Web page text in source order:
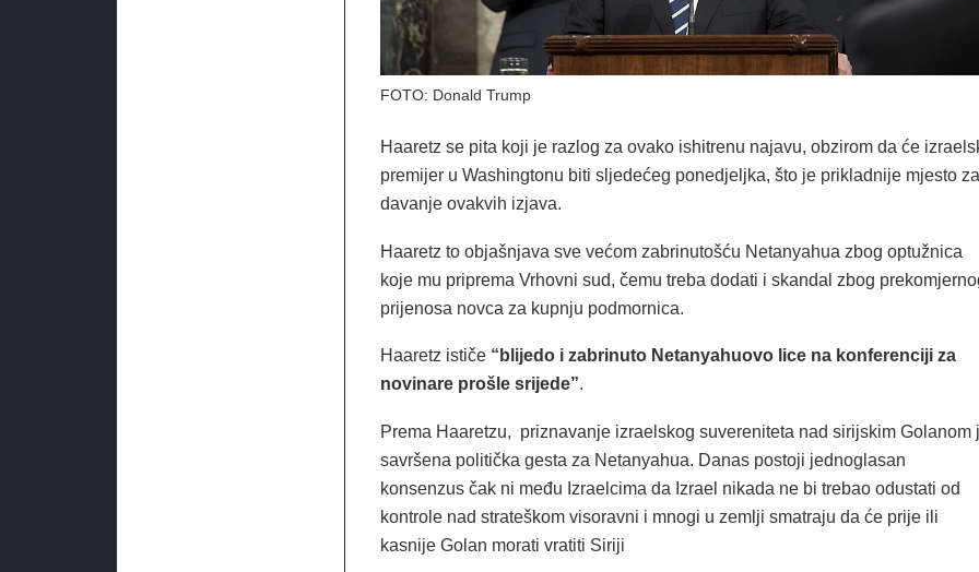
FOTO: Donald Trump
Haaretz se pita koji je razlog za ovako ishitrenu najavu, obzirom da će
premijer u Washingtonu biti sljedećeg ponedjeljka, što je prikladnije mjesto za
davanje ovakvih izjava.
Haaretz to objašnjava sve većom zabrinutošću Netanyahua zbog optužnica
koje mu priprema Vrhovni sud, čemu treba dodati i skandal zbog
prijenosa novca za kupnju podmornica.
Haaretz ističe “blijedo i zabrinuto Netanyahuovo lice na konferenciji za
novinare prošle srijede”.
Prema Haaretzu, priznavanje izraelskog suvereniteta nad sirijskim Golanom
savršena politička gesta za Netanyahua. Danas postoji jednoglasan
konsenzus čak ni među Izraelcima da Izrael nikada ne bi trebao odustati od
kontrole nad strateškom visoravni i mnogi u zemlji smatraju da će prije ili
kasnije Golan morati vratiti Siriji